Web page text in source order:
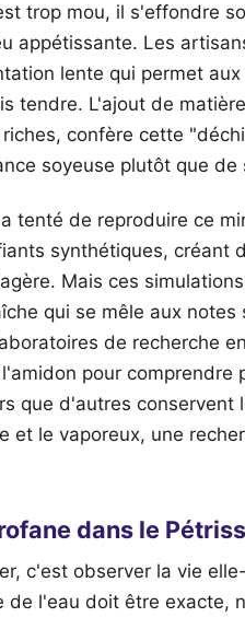
trop mou, il s'effondre
appétissante. Les
lente qui permet
tendre. L'ajout de
confère cette
soyeuse plutôt que de
tenté de reproduire ce
synthétiques, créant
Mais ces
qui se mêle aux
de recherche
pour
que d'autres
et le vaporeux, une
dans le
c'est observer la vie
de l'eau doit être exacte,